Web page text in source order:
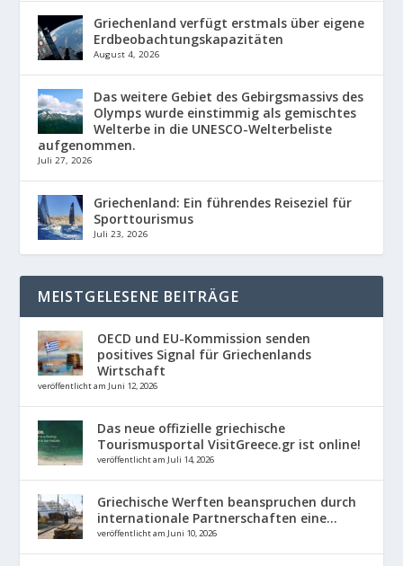
Griechenland verfügt erstmals über eigene
Erdbeobachtungskapazitäten
August 4, 2026
Das weitere Gebiet des Gebirgsmassivs des
Olymps wurde einstimmig als gemischtes
Welterbe in die UNESCO-Welterbeliste
aufgenommen.
Juli 27, 2026
Griechenland: Ein führendes Reiseziel für
Sporttourismus
Juli 23, 2026
MEISTGELESENE BEITRÄGE
OECD und EU-Kommission senden
positives Signal für Griechenlands
Wirtschaft
veröffentlicht am Juni 12, 2026
Das neue offizielle griechische
Tourismusportal VisitGreece.gr ist online!
veröffentlicht am Juli 14, 2026
Griechische Werften beanspruchen durch
internationale Partnerschaften eine...
veröffentlicht am Juni 10, 2026